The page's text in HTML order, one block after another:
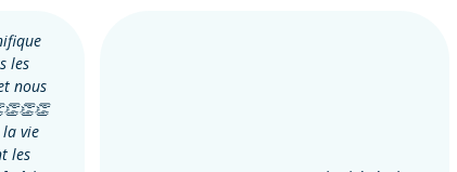
les
nous
vie
les